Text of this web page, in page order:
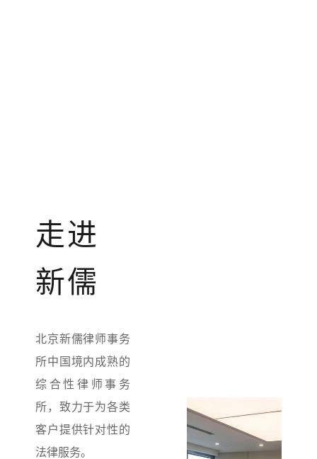
走进
新儒
北京新儒律师事务
所中国境内成熟的
综合性律师事务
所，致力于为各类
客户提供针对性的
法律服务。